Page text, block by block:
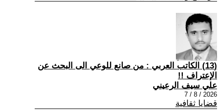
(13) الكاتب العربي : من صانع للوعي الى البحث عن
الإعتراف !!
علي سيف الرعيني
2026 / 8 / 7
قضايا ثقافية